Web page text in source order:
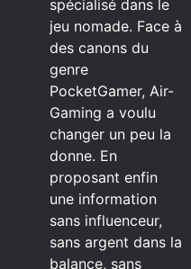
spécialisé dans le
jeu nomade. Face à
des canons du
genre
PocketGamer, Air-
Gaming a voulu
changer un peu la
donne. En
proposant enfin
une information
sans influenceur,
sans argent dans la
balance, sans